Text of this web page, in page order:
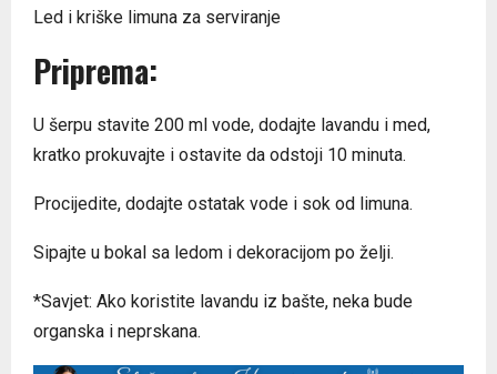
Led i kriške limuna za serviranje
Priprema:
U šerpu stavite 200 ml vode, dodajte lavandu i med,
kratko prokuvajte i ostavite da odstoji 10 minuta.
Procijedite, dodajte ostatak vode i sok od limuna.
Sipajte u bokal sa ledom i dekoracijom po želji.
*Savjet: Ako koristite lavandu iz bašte, neka bude
organska i neprskana.